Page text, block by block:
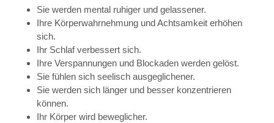
Sie werden mental ruhiger und gelassener.
Ihre Körperwahrnehmung und Achtsamkeit erhöhen
sich.
Ihr Schlaf verbessert sich.
Ihre Verspannungen und Blockaden werden gelöst.
Sie fühlen sich seelisch ausgeglichener.
Sie werden sich länger und besser konzentrieren
können.
Ihr Körper wird beweglicher.